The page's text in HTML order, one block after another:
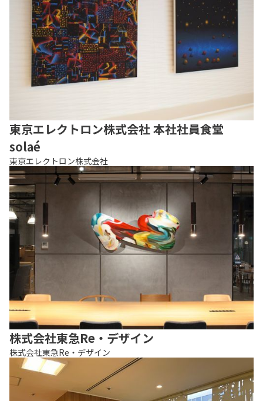
東京エレクトロン株式会社 本社社員食堂
solaé
東京エレクトロン株式会社
株式会社東急Re・デザイン
株式会社東急Re・デザイン